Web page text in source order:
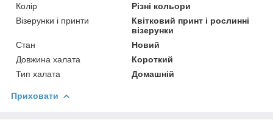
Колір
Різні кольори
Візерунки і принти
Квітковий принт і рослинні
візерунки
Стан
Новий
Довжина халата
Короткий
Тип халата
Домашній
Приховати